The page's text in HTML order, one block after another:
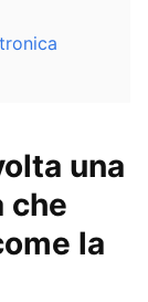
una
che
la